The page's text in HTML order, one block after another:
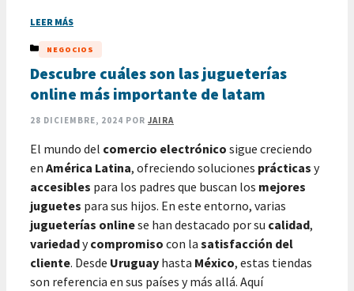
LEER MÁS
CATEGORÍAS
NEGOCIOS
Descubre cuáles son las jugueterías
online más importante de latam
28 DICIEMBRE, 2024 POR JAIRA
El mundo del comercio electrónico sigue creciendo
en América Latina, ofreciendo soluciones prácticas y
accesibles para los padres que buscan los mejores
juguetes para sus hijos. En este entorno, varias
jugueterías onlinese han destacado por su calidad,
variedadycompromiso con la satisfacción del
cliente. Desde Uruguay hasta México, estas tiendas
son referencia en sus países y más allá. Aquí